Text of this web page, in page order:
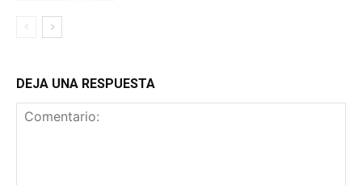
DEJA UNA RESPUESTA